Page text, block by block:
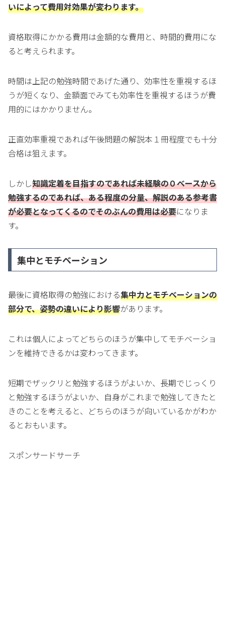
いによって費用対効果が変わります。
資格取得にかかる費用は金額的な費用と、時間的費用にな
ると考えられます。
時間は上記の勉強時間であげた通り、効率性を重視するほ
うが短くなり、金額面でみても効率性を重視するほうが費
用的にはかかりません。
正直効率重視であれば午後問題の解説本１冊程度でも十分
合格は狙えます。
しかし知識定着を目指すのであれば未経験の０ベースから
勉強するのであれば、ある程度の分量、解説のある参考書
が必要となってくるのでそのぶんの費用は必要になりま
す。
集中とモチベーション
最後に資格取得の勉強における集中力とモチベーションの
部分で、姿勢の違いにより影響があります。
これは個人によってどちらのほうが集中してモチベーショ
ンを維持できるかは変わってきます。
短期でザックリと勉強するほうがよいか、長期でじっくり
と勉強するほうがよいか、自身がこれまで勉強してきたと
きのことを考えると、どちらのほうが向いているかがわか
るとおもいます。
スポンサードサーチ